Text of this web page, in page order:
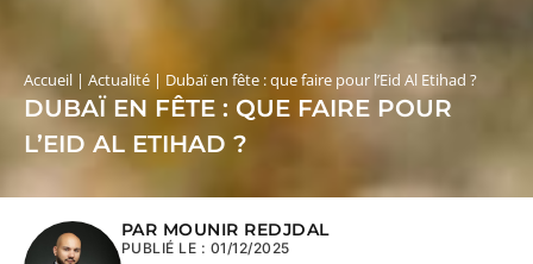
Accueil | Actualité | Dubaï en fête : que faire pour l’Eid Al Etihad ?
DUBAÏ EN FÊTE : QUE FAIRE POUR
L’EID AL ETIHAD ?
PAR MOUNIR REDJDAL
PUBLIÉ LE : 01/12/2025